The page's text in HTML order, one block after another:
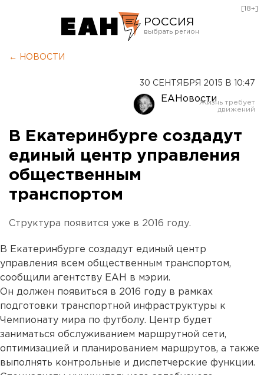
РОССИЯ
Оренбург
[18+]
← НОВОСТИ
30 СЕНТЯБРЯ 2015 В 10:47
ЕАНовости
В Екатеринбурге создадут
единый центр управления
общественным
транспортом
Структура появится уже в 2016 году.
В Екатеринбурге создадут единый центр
управления всем общественным транспортом,
сообщили агентству ЕАН в мэрии.
Он должен появиться в 2016 году в рамках
подготовки транспортной инфраструктуры к
Чемпионату мира по футболу. Центр будет
заниматься обслуживанием маршрутной сети,
оптимизацией и планированием маршрутов, а также
выполнять контрольные и диспетчерские функции.